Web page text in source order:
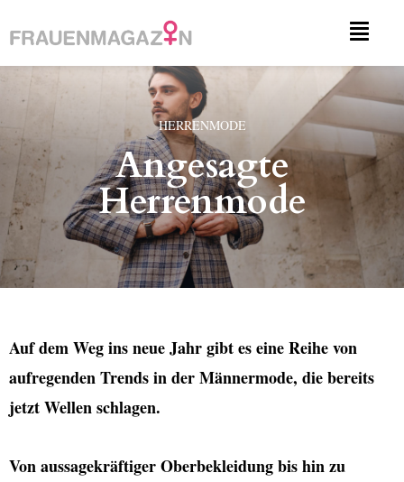
HERRENMODE
Angesagte
Herrenmode
Auf dem Weg ins neue Jahr gibt es eine Reihe von
aufregenden Trends in der Männermode, die bereits
jetzt Wellen schlagen.
Von aussagekräftiger Oberbekleidung bis hin zu